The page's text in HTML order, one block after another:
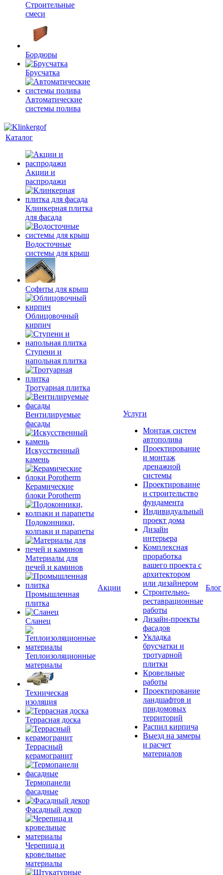
Строительные
смеси
Бордюры
Брусчатка
Автоматические
системы полива
Каталог
Акции и
распродажи
Клинкерная плитка
для фасада
Водосточные
системы для крыш
Софиты для крыш
Облицовочный
кирпич
Ступени и
напольная плитка
Тротуарная плитка
Вентилируемые
фасады
Искусственный
камень
Керамические
блоки Porotherm
Подоконники,
колпаки и парапеты
Материалы для
печей и каминов
Промышленная
плитка
Сланец
Теплоизоляционные
материалы
Техническая
изоляция
Террасная доска
Террасный
керамогранит
Термопанели
фасадные
Фасадный декор
Черепица и
кровельные
материалы
Акции
Услуги
Монтаж систем
автополива
Проектирование
и монтаж
дренажной
системы
Проектироваине
и строительство
фундамента
Индивидуальный
проект дома
Дизайн
интерьера
Комплексная
проработка
вашего проекта с
архитектором
или дизайнером
Строительно-
реставрационные
работы
Дизайн-проекты
фасадов
Укладка
брусчатки и
тротуарной
плитки
Кровельные
работы
Проектирование
ландшафтов и
придомовых
территорий
Распил кирпича
Выезд на замеры
и расчет
материалов
Блог